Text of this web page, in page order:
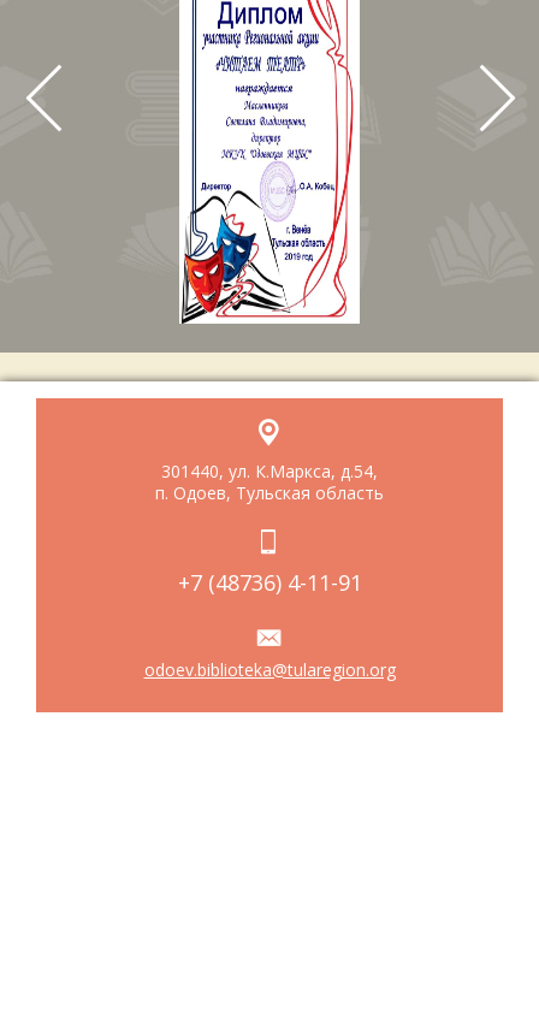
301440, ул. К.Маркса, д.54,
п. Одоев, Тульская область
+7 (48736) 4-11-91
odoev.biblioteka@tularegion.org